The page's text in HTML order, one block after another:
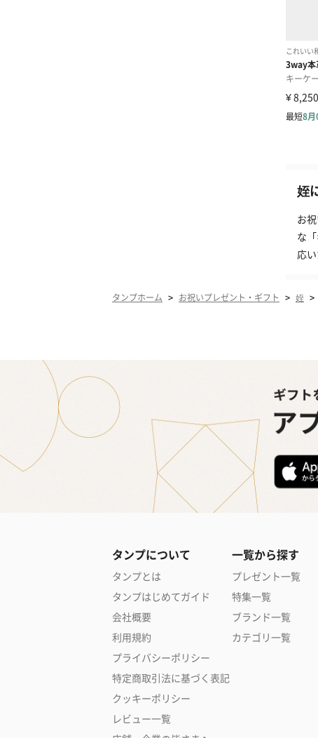
姪
お
な
応い
タンプホーム > お祝いプレゼント・ギフト > 姪 >
タンプについて
タンプとは
タンプはじめてガイド
会社概要
利用規約
プライバシーポリシー
特定商取引法に基づく表記
クッキーポリシー
レビュー一覧
一覧から探す
プレゼント一覧
特集一覧
ブランド一覧
カテゴリ一覧